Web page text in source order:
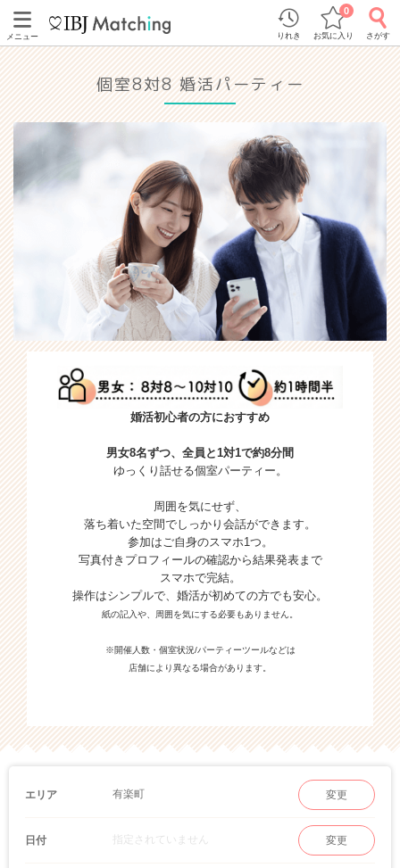
メニュー りれき お気に入り
0
さがす
個室8対8 婚活パーティー
婚活初心者の方におすすめ
男女8名ずつ、全員と1対1で約8分間
ゆっくり話せる個室パーティー。
周囲を気にせず、
落ち着いた空間でしっかり会話ができます。
参加はご自身のスマホ1つ。
写真付きプロフィールの確認から結果発表まで
スマホで完結。
操作はシンプルで、婚活が初めての方でも安心。
紙の記入や、周囲を気にする必要もありません。
※開催人数・個室状況/パーティーツールなどは
店舗により異なる場合があります。
エリア 有楽町 変更
日付 指定されていません 変更